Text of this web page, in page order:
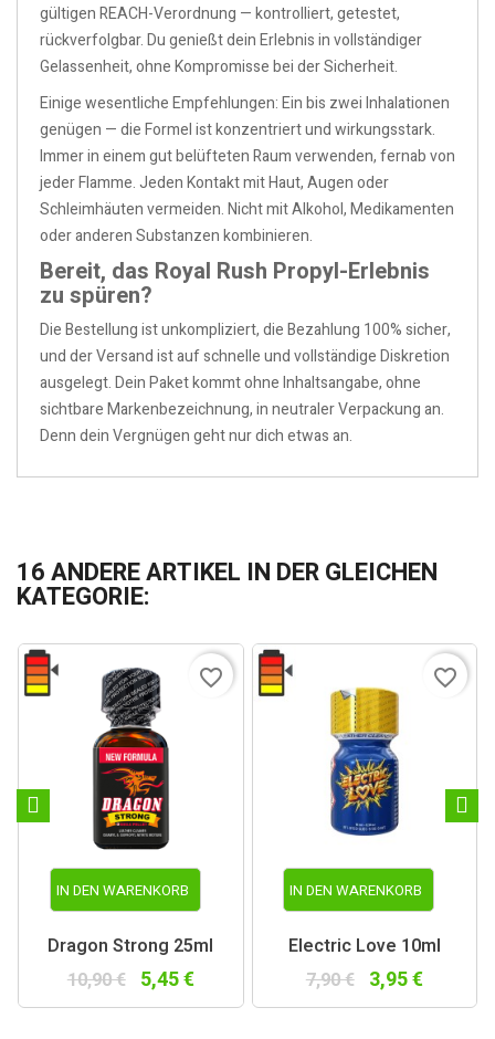
gültigen REACH-Verordnung — kontrolliert, getestet,
rückverfolgbar. Du genießt dein Erlebnis in vollständiger
Gelassenheit, ohne Kompromisse bei der Sicherheit.
Einige wesentliche Empfehlungen: Ein bis zwei Inhalationen
genügen — die Formel ist konzentriert und wirkungsstark.
Immer in einem gut belüfteten Raum verwenden, fernab von
jeder Flamme. Jeden Kontakt mit Haut, Augen oder
Schleimhäuten vermeiden. Nicht mit Alkohol, Medikamenten
oder anderen Substanzen kombinieren.
Bereit, das Royal Rush Propyl-Erlebnis
zu spüren?
Die Bestellung ist unkompliziert, die Bezahlung 100% sicher,
und der Versand ist auf schnelle und vollständige Diskretion
ausgelegt. Dein Paket kommt ohne Inhaltsangabe, ohne
sichtbare Markenbezeichnung, in neutraler Verpackung an.
Denn dein Vergnügen geht nur dich etwas an.
16 ANDERE ARTIKEL IN DER GLEICHEN
KATEGORIE:
IN DEN WARENKORB
Dragon Strong 25ml
10,90 € 5,45 €
favorite_border
IN DEN WARENKORB
Electric Love 10ml
7,90 € 3,95 €
favorite_border